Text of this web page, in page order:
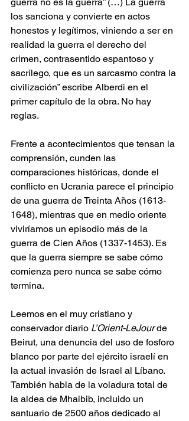
guerra no es la guerra” (…) La guerra
los sanciona y convierte en actos
honestos y legítimos, viniendo a ser en
realidad la guerra el derecho del
crimen, contrasentido espantoso y
sacrílego, que es un sarcasmo contra la
civilización” escribe Alberdi en el
primer capítulo de la obra. No hay
reglas.
Frente a acontecimientos que tensan la
comprensión, cunden las
comparaciones históricas, donde el
conflicto en Ucrania parece el principio
de una guerra de Treinta Años (1613-
1648), mientras que en medio oriente
viviríamos un episodio más de la
guerra de Cien Años (1337-1453). Es
que la guerra siempre se sabe cómo
comienza pero nunca se sabe cómo
termina.
Leemos en el muy cristiano y
conservador diario L’Orient-LeJour de
Beirut, una denuncia del uso de fosforo
blanco por parte del ejército israelí en
la actual invasión de Israel al Líbano.
También habla de la voladura total de
la aldea de Mhaibib, incluido un
santuario de 2500 años dedicado al